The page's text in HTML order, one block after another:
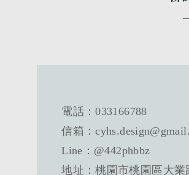
電話：033166788
信箱：
Line： @442phbbz
地址：桃園市桃園區大業